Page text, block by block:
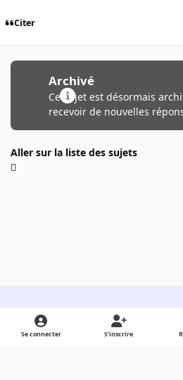
Citer
Archivé
Ce sujet est désormais
recevoir de nouvelles
Aller sur la liste des sujets
Light ModeDark ModeSystem Preference
Se connecter S’inscrire